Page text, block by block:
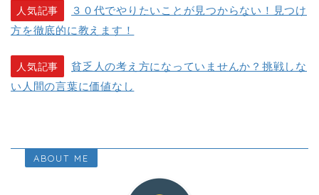
人気記事
３０代でやりたいことが見つからない！見つけ
方を徹底的に教えます！
人気記事
貧乏人の考え方になっていませんか？挑戦しな
い人間の言葉に価値なし
ABOUT ME